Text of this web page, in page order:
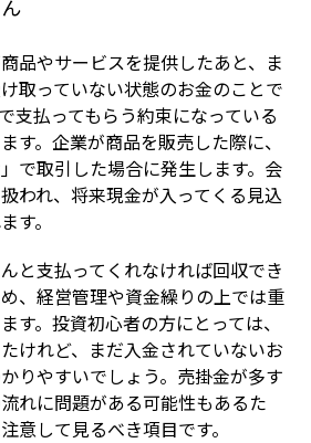
品やサービスを提供したあと、ま
取っていない状態のお金のことで
支払ってもらう約束になっている
す。企業が商品を販売した際に、
で取引した場合に発生します。会
われ、将来現金が入ってくる見込
す。
と支払ってくれなければ回収でき
、経営管理や資金繰りの上では重
す。投資初心者の方にとっては、
けれど、まだ入金されていないお
りやすいでしょう。売掛金が多す
れに問題がある可能性もあるた
意して見るべき項目です。